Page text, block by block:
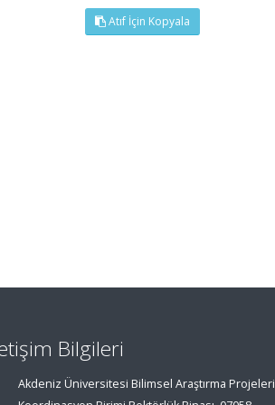
Atıf İçin Kopyala
Bilgileri
Akdeniz Üniversitesi Bilimsel Araştırma Projeleri